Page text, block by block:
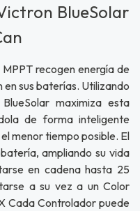
BlueSolar
recogen energía de
en sus baterías. Utilizando
maximiza esta
de forma inteligente
menor tiempo posible. El
ampliando su vida
en cadena hasta 25
a su vez a un Color
Cada Controlador puede